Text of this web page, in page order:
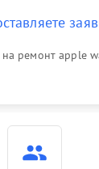
на ремонт apple